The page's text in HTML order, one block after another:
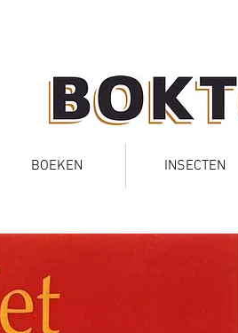
BOEKEN INSECTEN